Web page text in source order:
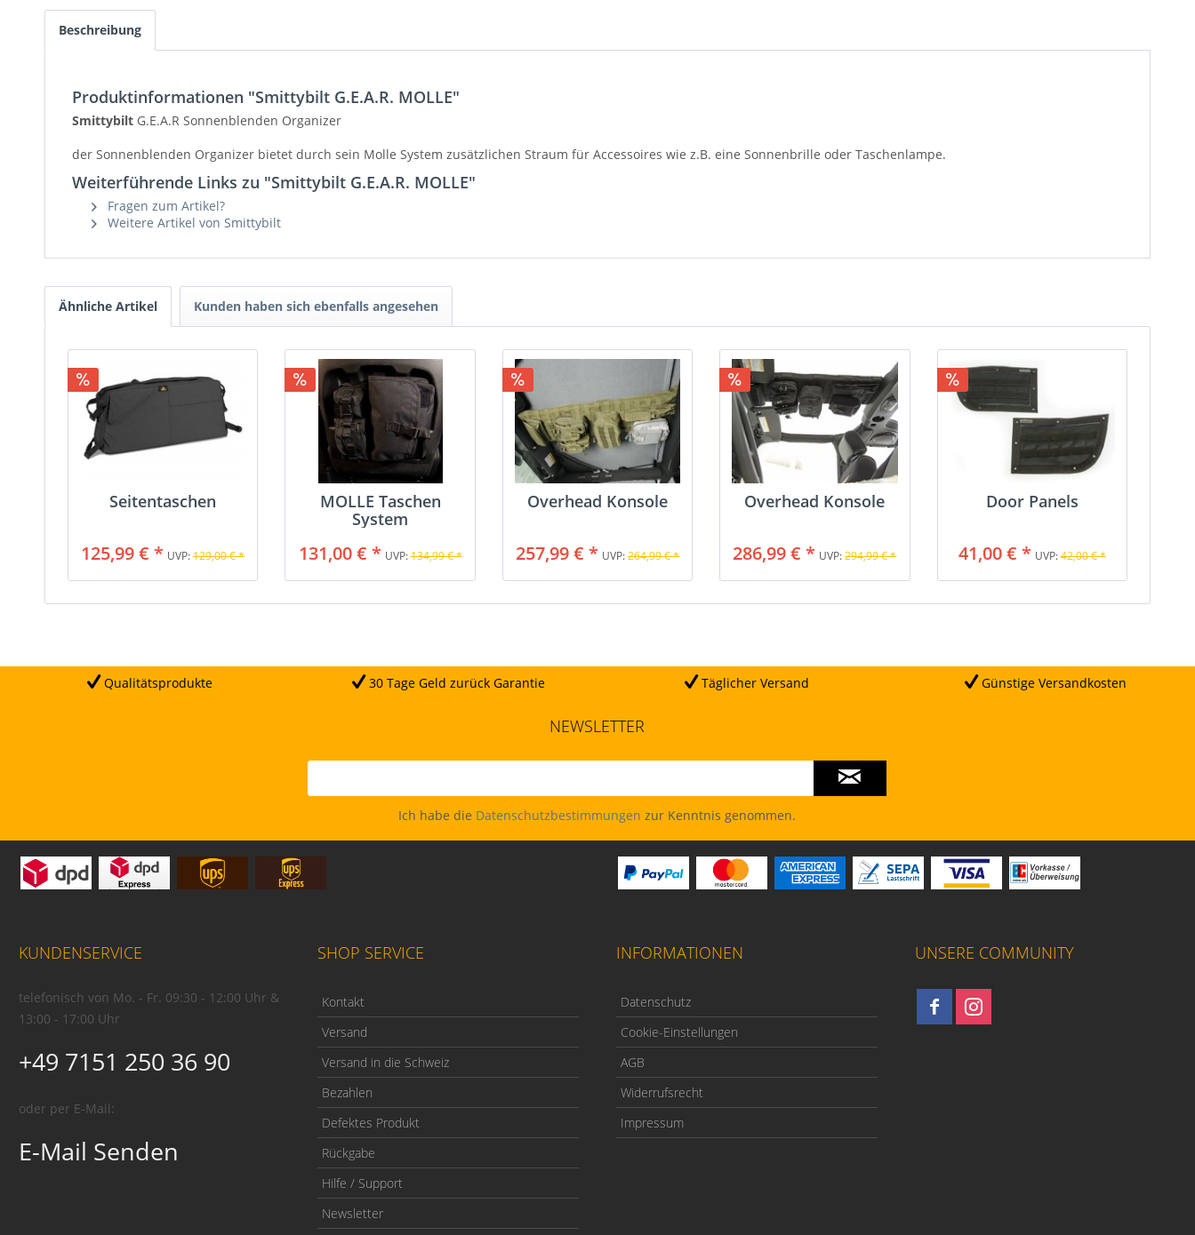
Beschreibung
Produktinformationen "Smittybilt G.E.A.R. MOLLE"
Smittybilt G.E.A.R Sonnenblenden Organizer
der Sonnenblenden Organizer bietet durch sein Molle System zusätzlichen Straum für Accessoires wie z.B. eine Sonnenbrille oder Taschenlampe.
Weiterführende Links zu "Smittybilt G.E.A.R. MOLLE"
Fragen zum Artikel?
Weitere Artikel von Smittybilt
Ähnliche Artikel Kunden haben sich ebenfalls angesehen
Seitentaschen
125,99 € * UVP:129,00 € *
MOLLE Taschen
System
131,00 € * UVP:134,99 € *
Overhead Konsole
257,99 € * UVP:264,99 € *
Overhead Konsole
286,99 € * UVP:294,99 € *
Door Panels
41,00 € * UVP:42,00 € *
Qualitätsprodukte 30 Tage Geld zurück Garantie Täglicher Versand Günstige Versandkosten
NEWSLETTER
Ich habe die Datenschutzbestimmungen zur Kenntnis genommen.
KUNDENSERVICE
telefonisch von Mo. - Fr. 09:30 - 12:00 Uhr &
13:00 - 17:00 Uhr
+49 7151 250 36 90
oder per E-Mail:
E-Mail Senden
SHOP SERVICE
Kontakt
Versand
Versand in die Schweiz
Bezahlen
Defektes Produkt
Rückgabe
Hilfe / Support
Newsletter
INFORMATIONEN
Datenschutz
Cookie-Einstellungen
AGB
Widerrufsrecht
Impressum
UNSERE COMMUNITY